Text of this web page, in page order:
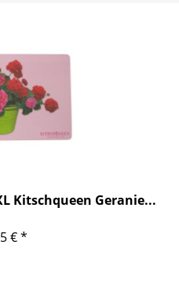
Kitschqueen Geranie...
€ *